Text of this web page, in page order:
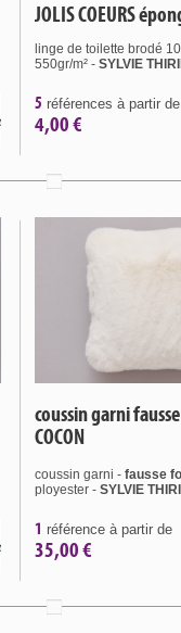
JOLIS COEURS
linge de toilette brodé
550gr/m² - SYLVIE
5 références à partir de
4,00 €
coussin garni
COCON
coussin garni - fausse
ployester - SYLVIE
1 référence à partir de
35,00 €